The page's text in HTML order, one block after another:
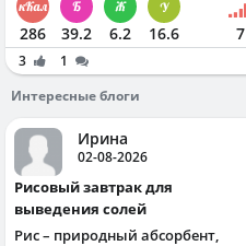
286 39.2 6.2 16.6 7
3
1
Интересные блоги
Ирина
02-08-2026
Рисовый завтрак для
выведения солей
Рис – природный абсорбент,